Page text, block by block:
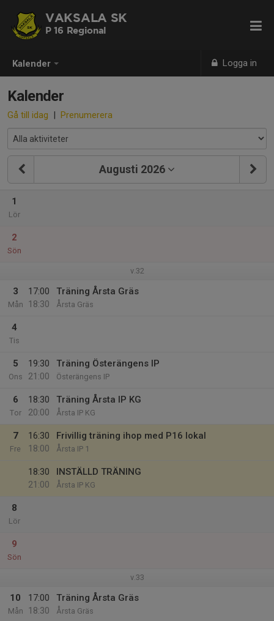
Kalender Logga in
VAKSALA SK
P 16 Regional
Kalender
Gå till idag | Prenumerera
Augusti 2026
1
Lör
2
Sön
v.32
3
Mån
17:00
18:30
Träning Årsta Gräs
Årsta Gräs
4
Tis
5
Ons
19:30
21:00
Träning Österängens IP
Österängens IP
6
Tor
18:30
20:00
Träning Årsta IP KG
Årsta IP KG
7
Fre
16:30
18:00
Frivillig träning ihop med P16 lokal
Årsta IP 1
18:30
21:00
INSTÄLLD TRÄNING
Årsta IP KG
8
Lör
9
Sön
v.33
10
Mån
17:00
18:30
Träning Årsta Gräs
Årsta Gräs